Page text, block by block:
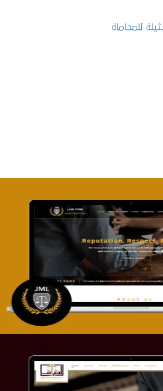
جبار والمزارقة للمحاماة
التفاصيل